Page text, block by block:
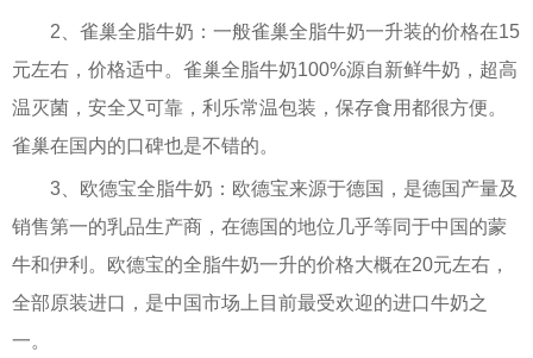
2、雀巢全脂牛奶：一般雀巢全脂牛奶一升装的价格在15
元左右，价格适中。雀巢全脂牛奶100%源自新鲜牛奶，超高
温灭菌，安全又可靠，利乐常温包装，保存食用都很方便。
雀巢在国内的口碑也是不错的。
3、欧德宝全脂牛奶：欧德宝来源于德国，是德国产量及
销售第一的乳品生产商，在德国的地位几乎等同于中国的蒙
牛和伊利。欧德宝的全脂牛奶一升的价格大概在20元左右，
全部原装进口，是中国市场上目前最受欢迎的进口牛奶之
一。